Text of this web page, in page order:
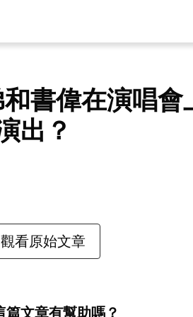
書偉在演唱會
出？
觀看原始文章
篇文章有幫助嗎？